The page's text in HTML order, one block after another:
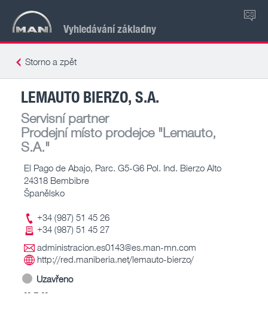
Vyhledávání základny
CS
Storno a zpět
LEMAUTO BIERZO, S.A.
Servisní partner
Prodejní místo prodejce"Lemauto,
S.A."
El Pago de Abajo, Parc. G5-G6 Pol. Ind. Bierzo Alto
24318 Bembibre
Španělsko
+34 (987) 51 45 26
+34 (987) 51 45 27
administracion.es0143@es.man-mn.com
http://red.maniberia.net/lemauto-bierzo/
Uzavřeno
-- – --